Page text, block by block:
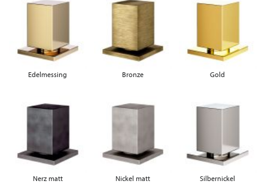
Edelmessing Bronze Gold
Nerz matt Nickel matt Silbernickel